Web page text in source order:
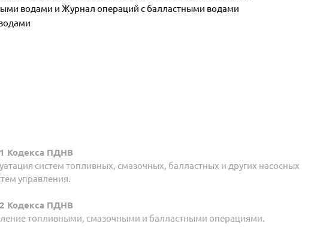
водами и Журнал операций с балластными водами
Кодекса ПДНВ
систем топливных, смазочных, балластных и других насосных
управления.
Кодекса ПДНВ
топливными, смазочными и балластными операциями.